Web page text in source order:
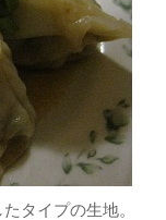
タイプの生地。